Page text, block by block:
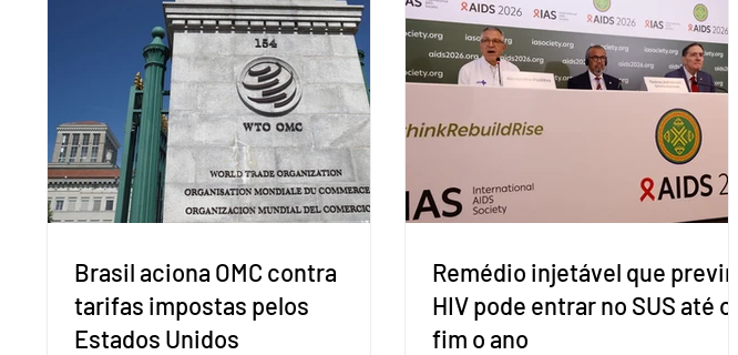
Brasil aciona OMC contra
tarifas impostas pelos
Estados Unidos
Remédio injetável que previne
HIV pode entrar no SUS até o
fim o ano